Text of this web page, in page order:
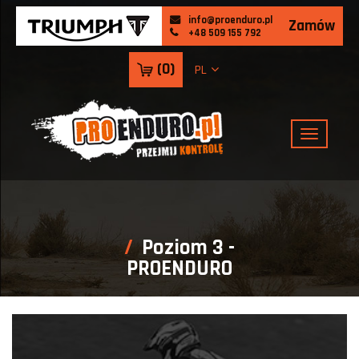
info@proenduro.pl
+48 509 155 792
Zamów
(0) PL
Poziom 3 -
PROENDURO